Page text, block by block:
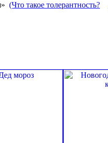
(Что такое толерантность?